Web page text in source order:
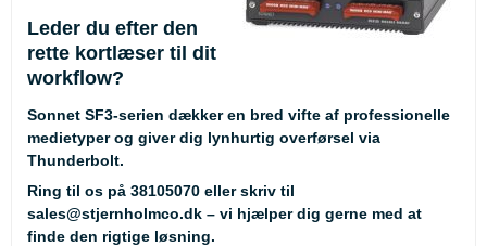
Leder du efter den
rette kortlæser til dit
workflow?
Sonnet SF3-serien dækker en bred vifte af professionelle
medietyper og giver dig lynhurtig overførsel via
Thunderbolt.
Ring til os på 38105070 eller skriv til
sales@stjernholmco.dk – vi hjælper dig gerne med at
finde den rigtige løsning.